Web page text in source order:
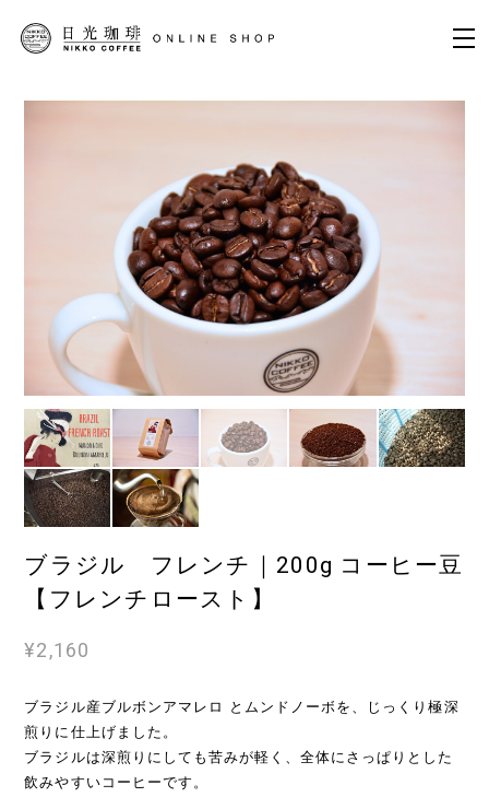
ブラジル フレンチ｜200g コーヒー豆
【フレンチロースト】
¥2,160
ブラジル産ブルボンアマレロ とムンドノーボを、じっくり極深
煎りに仕上げました。
ブラジルは深煎りにしても苦みが軽く、全体にさっぱりとした
飲みやすいコーヒーです。